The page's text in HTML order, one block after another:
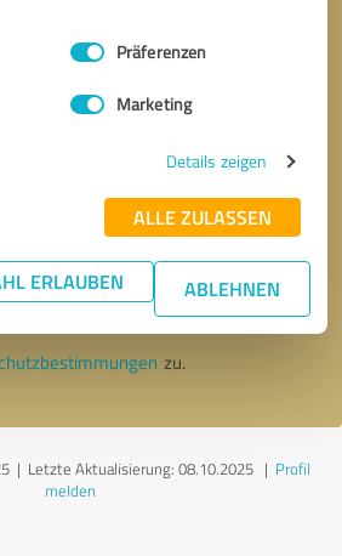
Präferenzen
Marketing
Details zeigen
ALLE ZULASSEN
ERLAUBEN ABLEHNEN
* Erforderliche Angaben
Nachricht senden
zu.
| Letzte Aktualisierung: 08.10.2025| Profil
melden